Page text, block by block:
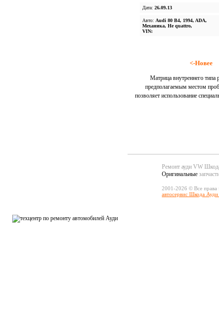
Дата: 26.09.13
Авто: Audi 80 B4, 1994, ADA,
Механика, Не quattro,
VIN:
<-Новее
Матрица внутреннего типа
предполагаемым местом
позволяет использование
Ремонт ауди VW
Оригинальные
2001-2026 © Все
автосервис Шкода